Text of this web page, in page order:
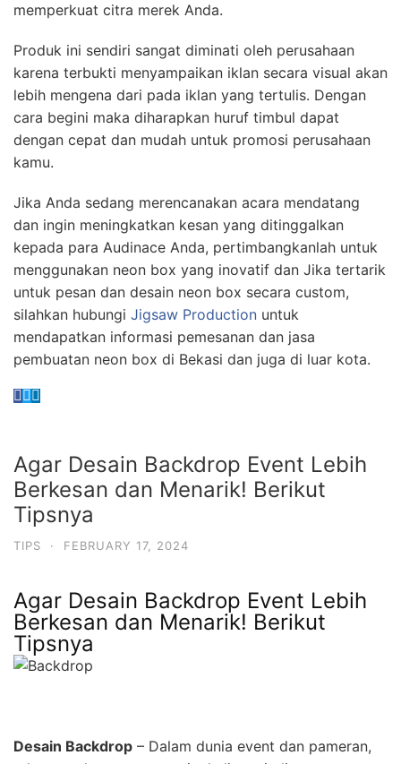
memperkuat citra merek Anda.
Produk ini sendiri sangat diminati oleh perusahaan
karena terbukti menyampaikan iklan secara visual akan
lebih mengena dari pada iklan yang tertulis. Dengan
cara begini maka diharapkan huruf timbul dapat
dengan cepat dan mudah untuk promosi perusahaan
kamu.
Jika Anda sedang merencanakan acara mendatang
dan ingin meningkatkan kesan yang ditinggalkan
kepada para Audinace Anda, pertimbangkanlah untuk
menggunakan neon box yang inovatif dan Jika tertarik
untuk pesan dan desain neon box secara custom,
silahkan hubungi Jigsaw Production untuk
mendapatkan informasi pemesanan dan jasa
pembuatan neon box di Bekasi dan juga di luar kota.
Agar Desain Backdrop Event Lebih
Berkesan dan Menarik! Berikut
Tipsnya
TIPS · FEBRUARY 17, 2024
Agar Desain Backdrop Event Lebih
Berkesan dan Menarik! Berikut
Tipsnya
Desain Backdrop – Dalam dunia event dan pameran,